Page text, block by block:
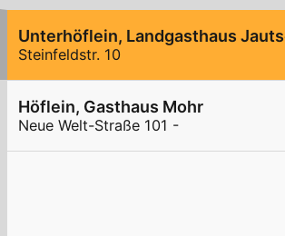
Unterhöflein, Landgasthaus
Steinfeldstr. 10
Höflein, Gasthaus Mohr
Neue Welt-Straße 101 -